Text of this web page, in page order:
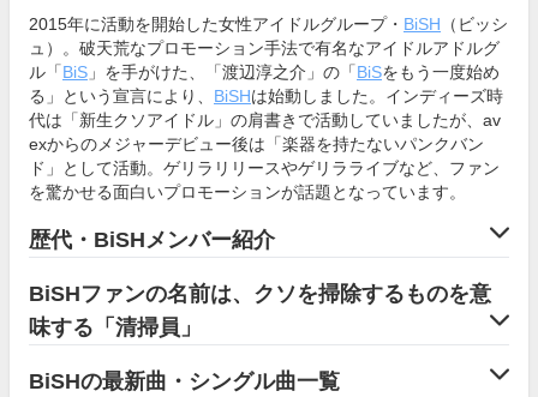
2015年に活動を開始した女性アイドルグループ・ BiSH （ビッシ
ュ）。破天荒なプロモーション手法で有名なアイドルアドルグ
ル「BiS 」を手がけた、「渡辺淳之介」の「BiSをもう一度始め
る」という宣言により、 BiSHは始動しました。インディーズ時
代は「新生クソアイドル」の肩書きで活動していましたが、av
exからのメジャーデビュー後は「楽器を持たないパンクバン
ド」として活動。ゲリラリリースやゲリラライブなど、ファン
を驚かせる面白いプロモーションが話題となっています。
歴代・BiSHメンバー紹介
BiSHファンの名前は、クソを掃除するものを意
味する「清掃員」
BiSHの最新曲・シングル曲一覧